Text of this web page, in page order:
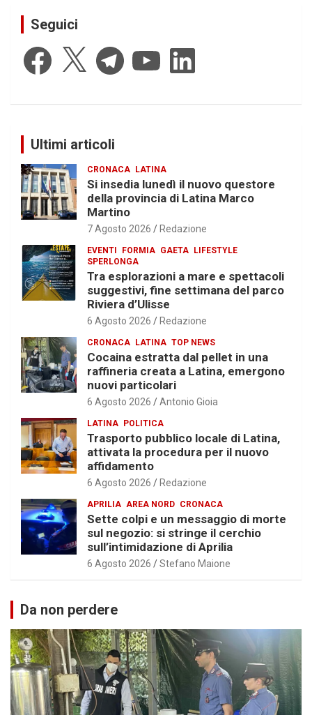
Seguici
Facebook Telegram YouTube LinkedIn
Ultimi articoli
CRONACA LATINA
Si insedia lunedì il nuovo questore
della provincia di Latina Marco
Martino
7 Agosto 2026 Redazione
EVENTI FORMIA GAETA LIFESTYLE
SPERLONGA
Tra esplorazioni a mare e spettacoli
suggestivi, fine settimana del parco
Riviera d’Ulisse
6 Agosto 2026 Redazione
CRONACA LATINA TOP NEWS
Cocaina estratta dal pellet in una
raffineria creata a Latina, emergono
nuovi particolari
6 Agosto 2026 Antonio Gioia
LATINA POLITICA
Trasporto pubblico locale di Latina,
attivata la procedura per il nuovo
affidamento
6 Agosto 2026 Redazione
APRILIA AREA NORD CRONACA
Sette colpi e un messaggio di morte
sul negozio: si stringe il cerchio
sull’intimidazione di Aprilia
6 Agosto 2026 Stefano Maione
Da non perdere